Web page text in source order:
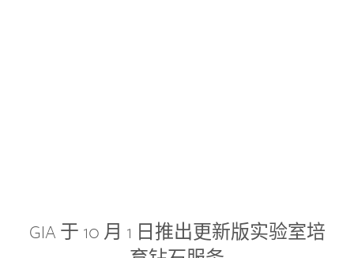
GIA 于 10 月 1 日推出更新版实验室培